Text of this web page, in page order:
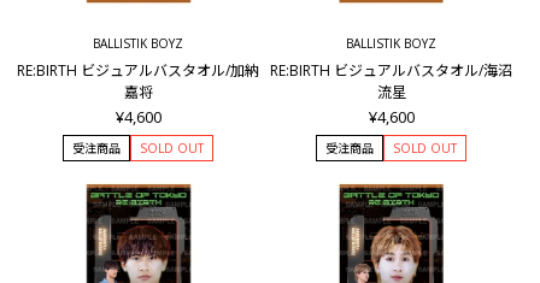
BALLISTIK BOYZ
RE:BIRTH ビジュアルバスタオル/加納
嘉将
¥4,600
受注商品 SOLD OUT
BALLISTIK BOYZ
RE:BIRTH ビジュアルバスタオル/海沼
流星
¥4,600
受注商品 SOLD OUT